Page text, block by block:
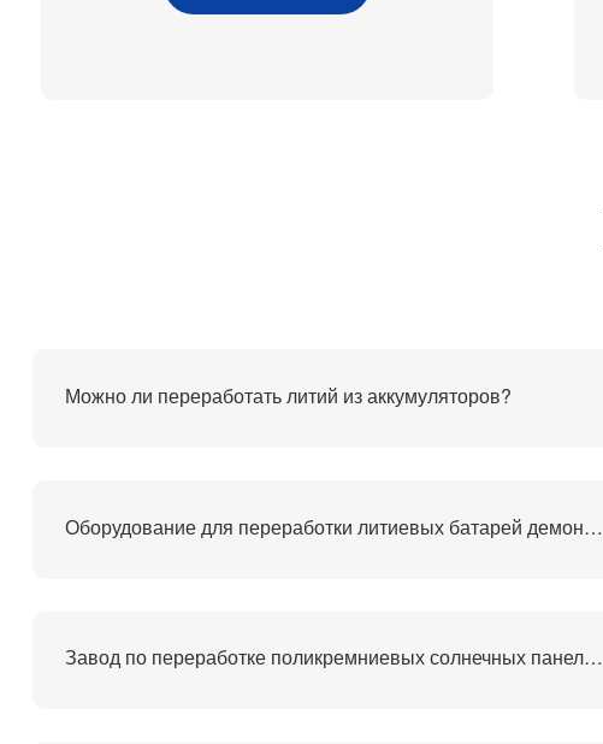
Можно ли переработать литий из аккумуляторов?
Оборудование для переработки литиевых батарей демонтаж отслуживших свой срок батарей процесс переработки м
Завод по переработке поликремниевых солнечных панелей PV